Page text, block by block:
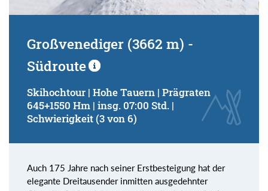
Großvenediger (3662 m) -
Südroute
Skihochtour | Hohe Tauern | Prägraten
645+1550 Hm | insg. 07:00 Std. |
Schwierigkeit (3 von 6)
Auch 175 Jahre nach seiner Erstbesteigung hat der
elegante Dreitausender inmitten ausgedehnter